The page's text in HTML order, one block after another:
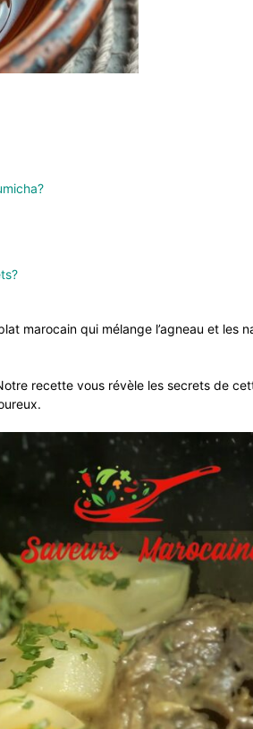
marocain qui mélange l’agneau et les
recette vous révèle les secrets de